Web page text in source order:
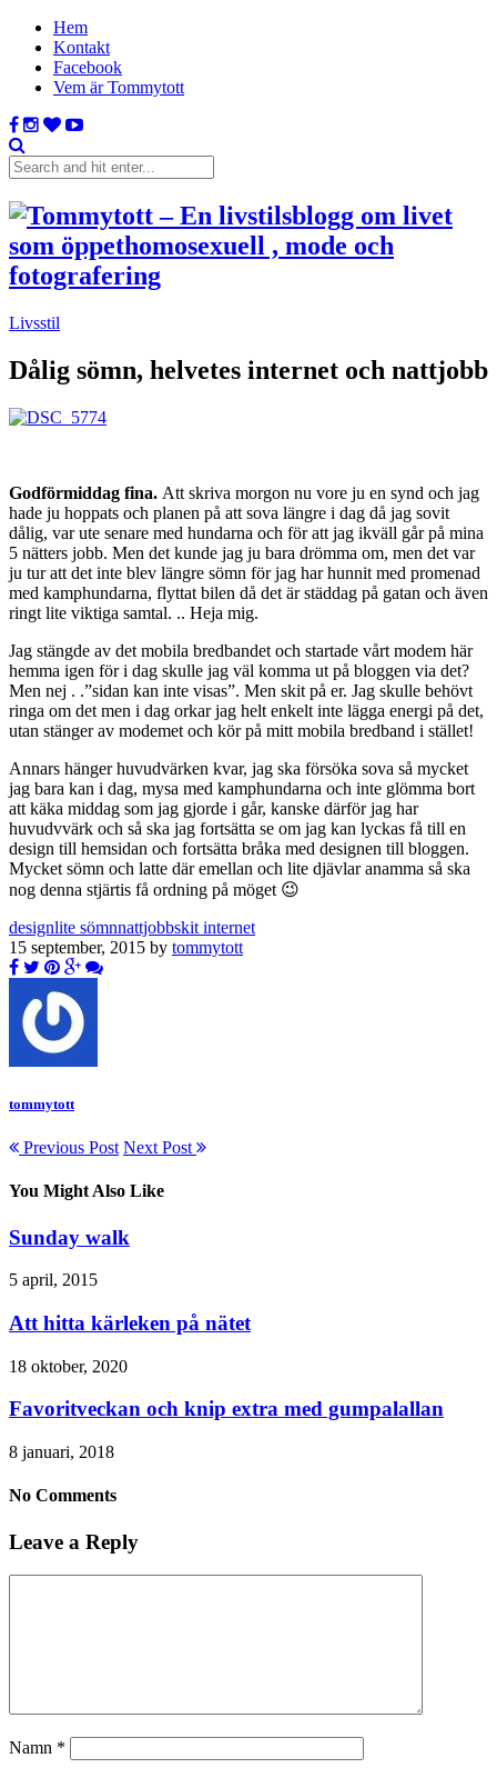
Hem
Kontakt
Facebook
Vem är Tommytott
Livsstil
Dålig sömn, helvetes internet och nattjobb
Godförmiddag fina. Att skriva morgon nu vore ju en synd och jag
hade ju hoppats och planen på att sova längre i dag då jag sovit
dålig, var ute senare med hundarna och för att jag ikväll går på mina
5 nätters jobb. Men det kunde jag ju bara drömma om, men det var
ju tur att det inte blev längre sömn för jag har hunnit med promenad
med kamphundarna, flyttat bilen då det är städdag på gatan och även
ringt lite viktiga samtal. .. Heja mig.
Jag stängde av det mobila bredbandet och startade vårt modem här
hemma igen för i dag skulle jag väl komma ut på bloggen via det?
Men nej . .”sidan kan inte visas”. Men skit på er. Jag skulle behövt
ringa om det men i dag orkar jag helt enkelt inte lägga energi på det,
utan stänger av modemet och kör på mitt mobila bredband i stället!
Annars hänger huvudvärken kvar, jag ska försöka sova så mycket
jag bara kan i dag, mysa med kamphundarna och inte glömma bort
att käka middag som jag gjorde i går, kanske därför jag har
huvudvvärk och så ska jag fortsätta se om jag kan lyckas få till en
design till hemsidan och fortsätta bråka med designen till bloggen.
Mycket sömn och latte där emellan och lite djävlar anamma så ska
nog denna stjärtis få ordning på möget 😉
designlite sömnnattjobbskit internet
15 september, 2015 by tommytott
tommytott
Previous Post Next Post
You Might Also Like
Sunday walk
5 april, 2015
Att hitta kärleken på nätet
18 oktober, 2020
Favoritveckan och knip extra med gumpalallan
8 januari, 2018
No Comments
Leave a Reply
Namn *